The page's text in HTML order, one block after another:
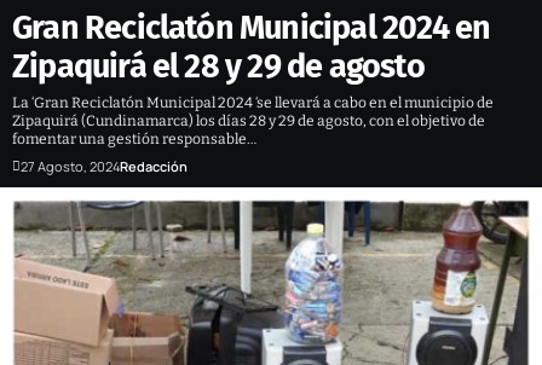
Gran Reciclatón Municipal 2024 en
Zipaquirá el 28 y 29 de agosto
La ‘Gran Reciclatón Municipal 2024 ‘se llevará a cabo en el municipio de
Zipaquirá (Cundinamarca) los días 28 y 29 de agosto, con el objetivo de
fomentar una gestión responsable…
27 Agosto, 2024Redacción